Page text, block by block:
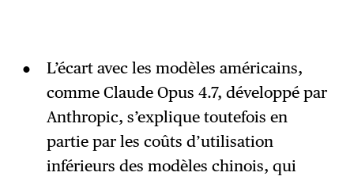
L’écart avec les modèles américains,
comme Claude Opus 4.7, développé par
Anthropic, s’explique toutefois en
partie par les coûts d’utilisation
inférieurs des modèles chinois, qui